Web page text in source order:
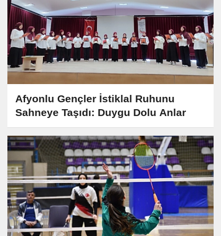
Afyonlu Gençler İstiklal Ruhunu
Sahneye Taşıdı: Duygu Dolu Anlar